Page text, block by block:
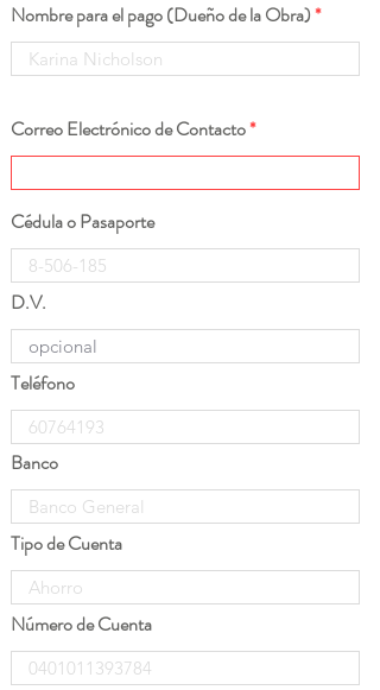
Nombre para el pago (Dueño de la Obra)
Correo Electrónico de Contacto
Cédula o Pasaporte
D.V.
Teléfono
Banco
Tipo de Cuenta
Número de Cuenta